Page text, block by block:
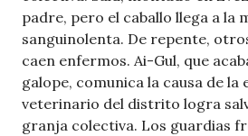
padre, pero el caballo llega a la
sanguinolenta. De repente,
caen enfermos. Ai-Gul, que
galope, comunica la causa de la
veterinario del distrito logra
granja colectiva. Los guardias